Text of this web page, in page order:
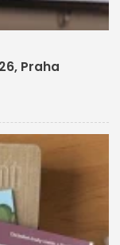
Praha